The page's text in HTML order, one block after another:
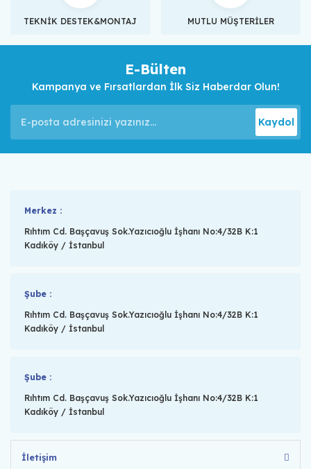
TEKNİK DESTEK&MONTAJ MUTLU MÜŞTERİLER
E-Bülten
Kampanya ve Fırsatlardan İlk Siz Haberdar Olun!
Kaydol
Merkez :
Rıhtım Cd. Başçavuş Sok.Yazıcıoğlu İşhanı No:4/32B K:1
Kadıköy / İstanbul
Şube :
Rıhtım Cd. Başçavuş Sok.Yazıcıoğlu İşhanı No:4/32B K:1
Kadıköy / İstanbul
Şube :
Rıhtım Cd. Başçavuş Sok.Yazıcıoğlu İşhanı No:4/32B K:1
Kadıköy / İstanbul
İletişim